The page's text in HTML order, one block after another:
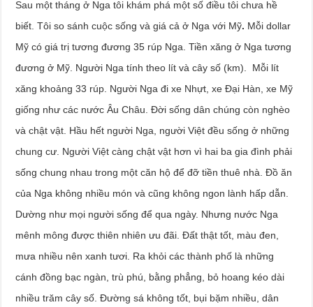
Sau một tháng ở Nga tôi khám phá một số điều tôi chưa hề
biết. Tôi so sánh cuộc sống và giá cả ở Nga với Mỹ. Mỗi dollar
Mỹ có giá trị tương đương 35 rúp Nga. Tiền xăng ở Nga tương
đương ở Mỹ. Người Nga tính theo lít và cây số (km). Mỗi lít
xăng khoảng 33 rúp. Người Nga đi xe Nhựt, xe Đại Hàn, xe Mỹ
giống như các nước Âu Châu. Đời sống dân chúng còn nghèo
và chật vật. Hầu hết người Nga, người Việt đều sống ở những
chung cư. Người Việt càng chật vật hơn vì hai ba gia đình phải
sống chung nhau trong một căn hộ để đỡ tiền thuê nhà. Đồ ăn
của Nga không nhiều món và cũng không ngon lành hấp dẫn.
Dường như mọi người sống để qua ngày. Nhưng nước Nga
mênh mông được thiên nhiên ưu đãi. Đất thật tốt, màu đen,
mưa nhiều nên xanh tươi. Ra khỏi các thành phố là những
cánh đồng bạc ngàn, trù phú, bằng phẳng, bỏ hoang kéo dài
nhiều trăm cây số. Đường sá không tốt, bụi bặm nhiều, dân